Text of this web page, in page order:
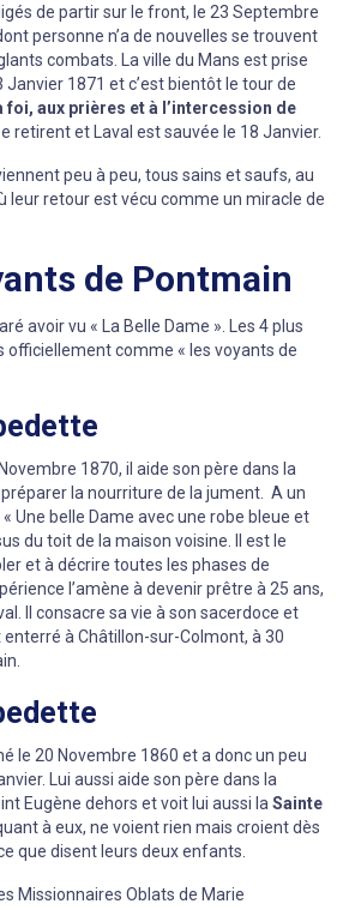
de partir sur le front, le 23 Septembre
personne n’a de nouvelles se trouvent
combats. La ville du Mans est prise
Janvier 1871 et c’est bientôt le tour de
foi, aux prières et à l’intercession de
retirent et Laval est sauvée le 18 Janvier.
peu à peu, tous sains et saufs, au
leur retour est vécu comme un miracle de
de Pontmain
avoir vu « La Belle Dame ». Les 4 plus
officiellement comme « les voyants de
1870, il aide son père dans la
la nourriture de la jument. A un
Une belle Dame avec une robe bleue et
du toit de la maison voisine. Il est le
et à décrire toutes les phases de
l’amène à devenir prêtre à 25 ans,
Il consacre sa vie à son sacerdoce et
enterré à Châtillon-sur-Colmont, à 30
le 20 Novembre 1860 et a donc un peu
Lui aussi aide son père dans la
Eugène dehors et voit lui aussi laSainte
à eux, ne voient rien mais croient dès
que disent leurs deux enfants.
Missionnaires Oblats de Marie